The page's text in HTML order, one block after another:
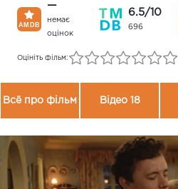
—
немає
оцінок
6.5/10
696
Оцініть фільм:
Всё про фільм Відео 18